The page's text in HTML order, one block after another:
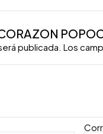
publicada. Los